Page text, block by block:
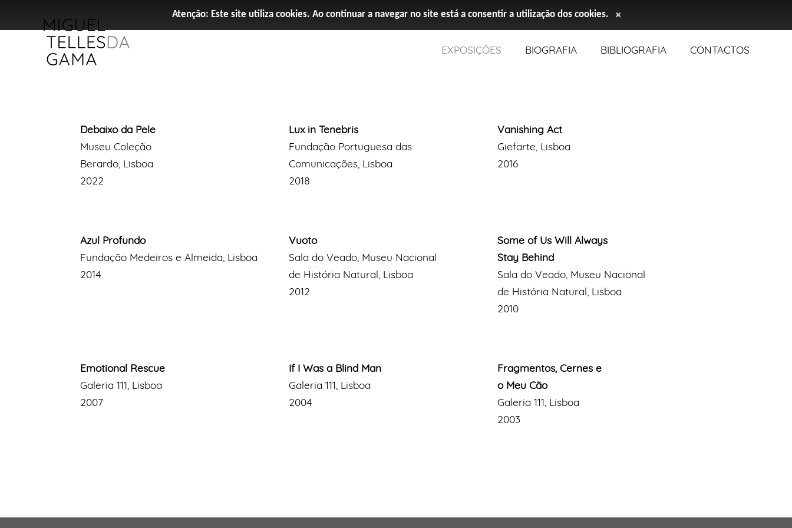
EXPOSIÇÕES BIOGRAFIA BIBLIOGRAFIA CONTACTOS
Debaixo da Pele
Museu Coleção
Berardo, Lisboa
2022
Lux in Tenebris
Fundação Portuguesa das
Comunicações, Lisboa
2018
Vanishing Act
Giefarte, Lisboa
2016
Azul Profundo
Fundação Medeiros e Almeida, Lisboa
2014
Vuoto
Sala do Veado, Museu Nacional
de História Natural, Lisboa
2012
Some of Us Will Always
Stay Behind
Sala do Veado, Museu Nacional
de História Natural, Lisboa
2010
Emotional Rescue
Galeria 111, Lisboa
2007
If I Was a Blind Man
Galeria 111, Lisboa
2004
Fragmentos, Cernes e
o Meu Cão
Galeria 111, Lisboa
2003
Atenção: Este site utiliza cookies. Ao continuar a navegar no site está a consentir a utilização dos cookies. ×